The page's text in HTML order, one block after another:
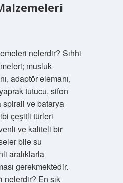
nelerdir? Sıhhi
musluk
adaptör elemanı,
tutucu, sifon
spirali ve batarya
çeşitli türleri
ve kaliteli bir
bile su
aralıklarla
gerekmektedir.
nelerdir? En sık